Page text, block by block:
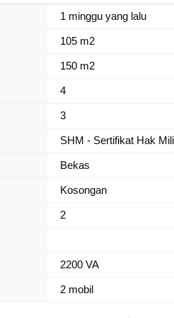
1 minggu yang lalu
105 m2
150 m2
4
3
SHM - Sertifikat Hak
Bekas
Kosongan
2
2200 VA
2 mobil